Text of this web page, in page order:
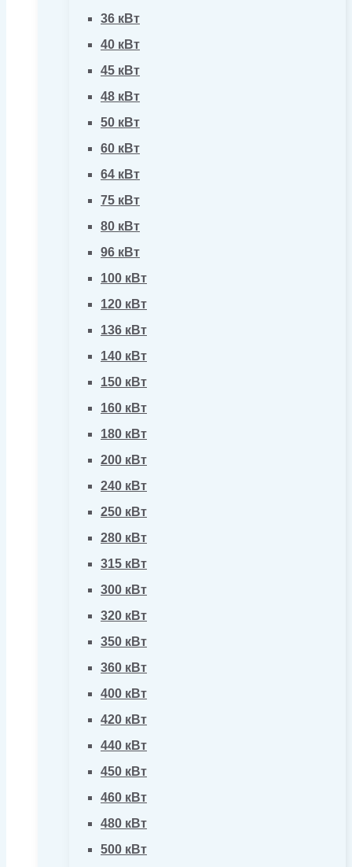
36 кВт
40 кВт
45 кВт
48 кВт
50 кВт
60 кВт
64 кВт
75 кВт
80 кВт
96 кВт
100 кВт
120 кВт
136 кВт
140 кВт
150 кВт
160 кВт
180 кВт
200 кВт
240 кВт
250 кВт
280 кВт
315 кВт
300 кВт
320 кВт
350 кВт
360 кВт
400 кВт
420 кВт
440 кВт
450 кВт
460 кВт
480 кВт
500 кВт